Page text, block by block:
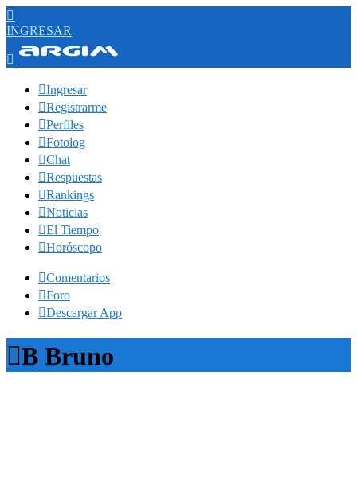

INGRESAR

Ingresar
Registrarme
Perfiles
Fotolog
Chat
Respuestas
Rankings
Noticias
El Tiempo
Horóscopo
Comentarios
Foro
Descargar App
B Bruno